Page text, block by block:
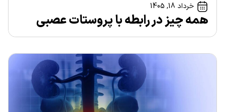
خرداد 18, 1405
همه چیز در رابطه با پروستات عصبی